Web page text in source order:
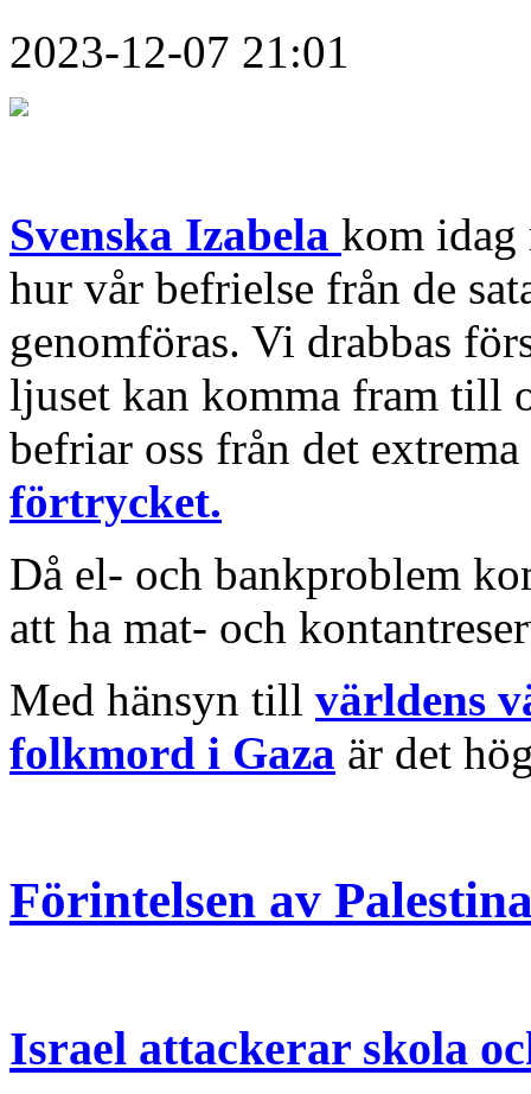
2023-12-07 21:01
Svenska Izabela kom
hur vår befrielse från de
genomföras. Vi drabbas
ljuset kan komma fram till
befriar oss från det extrema
förtrycket.
Då el- och bankproblem
att ha mat- och
Med hänsyn till världens
folkmord i Gaza är det
Förintelsen av
Israel attackerar skola